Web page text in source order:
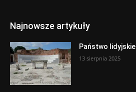
Najnowsze artykuły
Państwo lidyjskie
13 sierpnia 2025